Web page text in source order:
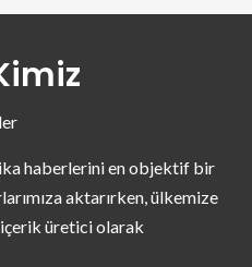
haberlerini en objektif bir
aktarırken, ülkemize
içerik üretici olarak